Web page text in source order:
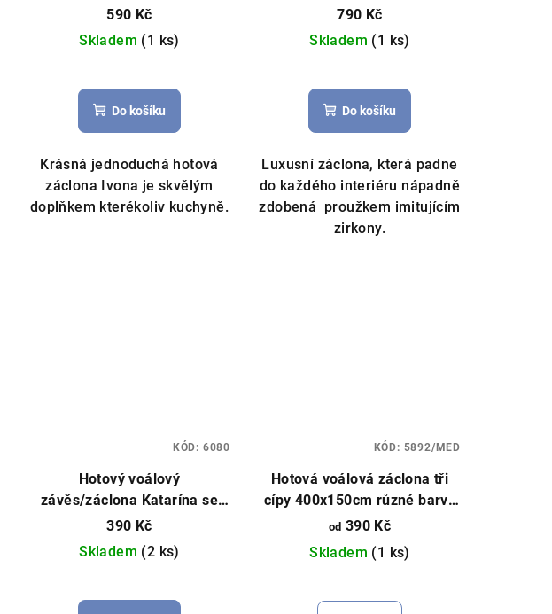
590 Kč
Skladem (1 ks)
hodnocení
produktu
je
5,0
5
Do košíku
Krásná jednoduchá hotová
záclona Ivona je skvělým
doplňkem kterékoliv kuchyně.
zirkony Ohaio 400x150cm
790 Kč
Skladem (1 ks)
Do košíku
Luxusní záclona, která padne
do každého interiéru nápadně
zdobená proužkem imitujícím
zirkony.
Hotový voálový
závěs/záclona Katarína se
širokou saténovou stuhou
400x250cm hnědý
390 Kč
Skladem (2 ks)
hodnocení
KÓD: 6080
Hotová voálová záclona tři
cípy 400x150cm různé barvy
lemování
od 390 Kč
Skladem (1 ks)
KÓD: 5892/MED